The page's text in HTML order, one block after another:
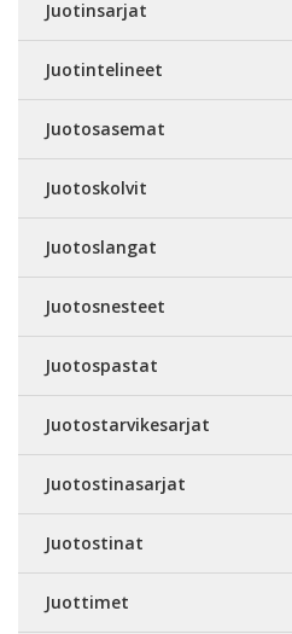
Juotinsarjat
Juotintelineet
Juotosasemat
Juotoskolvit
Juotoslangat
Juotosnesteet
Juotospastat
Juotostarvikesarjat
Juotostinasarjat
Juotostinat
Juottimet